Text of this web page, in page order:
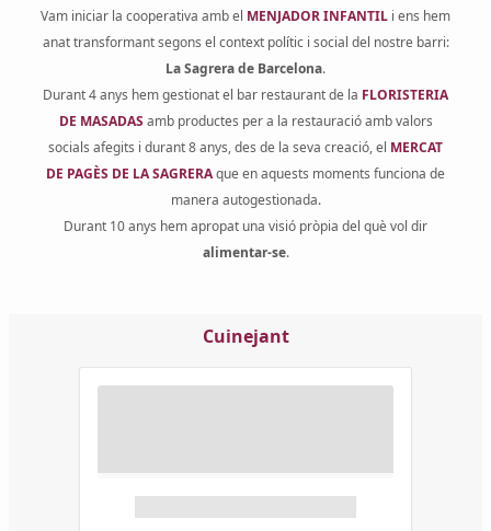
Vam iniciar la cooperativa amb el MENJADOR INFANTIL i ens hem
anat transformant segons el context polític i social del nostre barri:
La Sagrera de Barcelona.
Durant 4 anys hem gestionat el bar restaurant de la FLORISTERIA
DE MASADAS amb productes per a la restauració amb valors
socials afegits i durant 8 anys, des de la seva creació, el MERCAT
DE PAGÈS DE LA SAGRERAque en aquests moments funciona de
manera autogestionada.
Durant 10 anys hem apropat una visió pròpia del què vol dir
alimentar-se.
Cuinejant